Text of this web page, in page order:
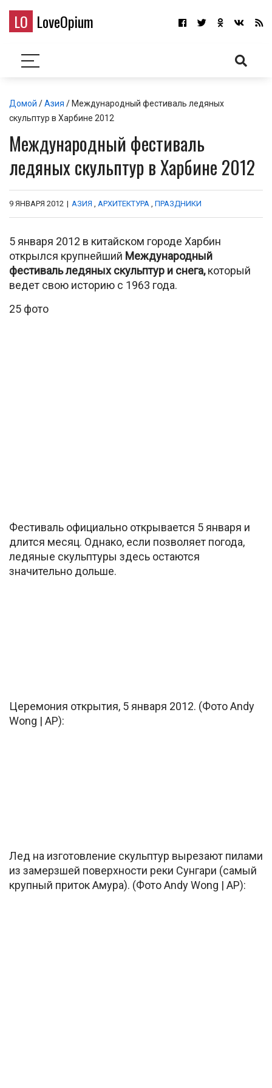
LO LoveOpium
Домой /Азия / Международный фестиваль ледяных
скульптур в Харбине 2012
Международный фестиваль
ледяных скульптур в Харбине 2012
9 ЯНВАРЯ 2012 | АЗИЯ , АРХИТЕКТУРА , ПРАЗДНИКИ
5 января 2012 в китайском городе Харбин
открылся крупнейший Международный
фестиваль ледяных скульптур и снега,который
ведет свою историю с 1963 года.
25 фото
Фестиваль официально открывается 5 января и
длится месяц. Однако, если позволяет погода,
ледяные скульптуры здесь остаются
значительно дольше.
Церемония открытия, 5 января 2012. (Фото Andy
Wong | AP):
Лед на изготовление скульптур вырезают пилами
из замерзшей поверхности реки Сунгари (самый
крупный приток Амура). (Фото Andy Wong | AP):